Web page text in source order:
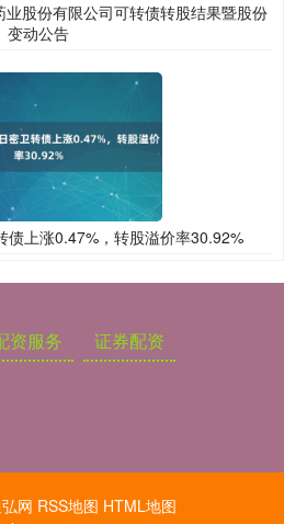
股份有限公司可转债转股结果暨股份
变动公告
债上涨0.47%，转股溢价率30.92%
资服务 证券配资
网 RSS地图 HTML地图